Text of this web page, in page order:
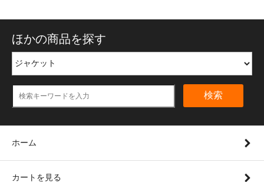
ほかの商品を探す
検索
ホーム
カートを見る